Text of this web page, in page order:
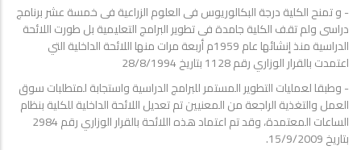
- و تمنح الكلية درجة البكالوريوس فى العلوم الزراعية فى خمسة عشر برنامج
دراسى ولم تقف الكلية جامدة فى تطوير البرامج التعليمية بل طورت اللائحة
الدراسية منذ إنشائها عام 1959م أربعة مرات منها اللائحة الداخلية التي
اعتمدت بالقرار الوزاري رقم 1128 بتاريخ 28/8/1994
- وطبقا لعمليات التطوير المستمر للبرامج الدراسية واستجابة لمتطلبات سوق
العمل والتغذية الراجعة من المعنيين تم تعديل اللائحة الداخلية للكلية بنظام
الساعات المعتمدة، وقد تم اعتماد هذه اللائحة بالقرار الوزاري رقم 2984
بتاريخ 15/9/2009.